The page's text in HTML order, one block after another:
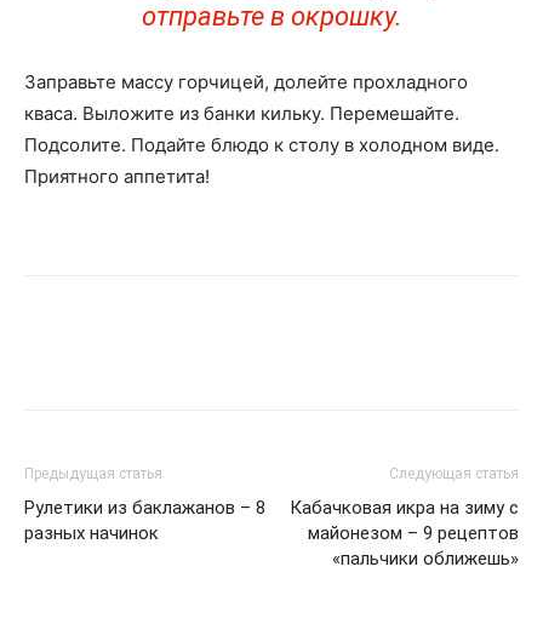
отправьте в окрошку.
Заправьте массу горчицей, долейте прохладного
кваса. Выложите из банки кильку. Перемешайте.
Подсолите. Подайте блюдо к столу в холодном виде.
Приятного аппетита!
Предыдущая статья
Рулетики из баклажанов – 8
разных начинок
Следующая статья
Кабачковая икра на зиму с
майонезом – 9 рецептов
«пальчики оближешь»